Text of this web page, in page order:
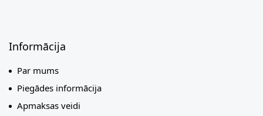
Informācija
Par mums
Piegādes informācija
Apmaksas veidi